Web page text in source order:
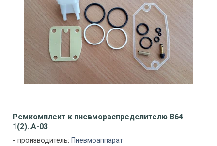
Ремкомплект к пневмораспределителю В64-
1(2)..А-03
производитель: Пневмоаппарат